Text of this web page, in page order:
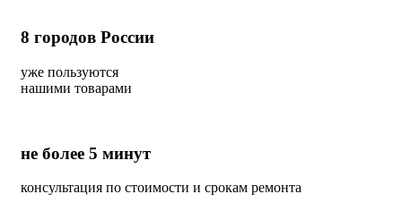
8 городов России
уже пользуются
нашими товарами
не более 5 минут
консультация по стоимости и срокам ремонта